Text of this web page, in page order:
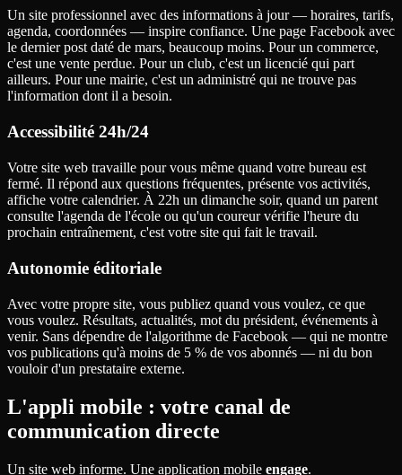
Un site professionnel avec des informations à jour — horaires, tarifs,
agenda, coordonnées — inspire confiance. Une page Facebook avec
le dernier post daté de mars, beaucoup moins. Pour un commerce,
c'est une vente perdue. Pour un club, c'est un licencié qui part
ailleurs. Pour une mairie, c'est un administré qui ne trouve pas
l'information dont il a besoin.
Accessibilité 24h/24
Votre site web travaille pour vous même quand votre bureau est
fermé. Il répond aux questions fréquentes, présente vos activités,
affiche votre calendrier. À 22h un dimanche soir, quand un parent
consulte l'agenda de l'école ou qu'un coureur vérifie l'heure du
prochain entraînement, c'est votre site qui fait le travail.
Autonomie éditoriale
Avec votre propre site, vous publiez quand vous voulez, ce que
vous voulez. Résultats, actualités, mot du président, événements à
venir. Sans dépendre de l'algorithme de Facebook — qui ne montre
vos publications qu'à moins de 5 % de vos abonnés — ni du bon
vouloir d'un prestataire externe.
L'appli mobile : votre canal de
communication directe
Un site web informe. Une application mobile engage.